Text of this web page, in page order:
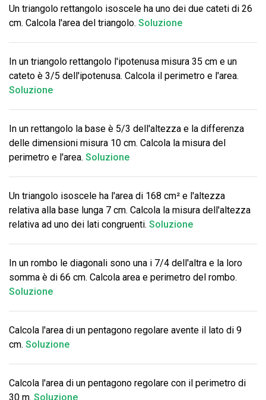
Un triangolo rettangolo isoscele ha uno dei due cateti di 26
cm. Calcola l'area del triangolo. Soluzione
In un triangolo rettangolo l'ipotenusa misura 35 cm e un
cateto è 3/5 dell'ipotenusa. Calcola il perimetro e l'area.
Soluzione
In un rettangolo la base è 5/3 dell'altezza e la differenza
delle dimensioni misura 10 cm. Calcola la misura del
perimetro e l'area. Soluzione
Un triangolo isoscele ha l'area di 168 cm² e l'altezza
relativa alla base lunga 7 cm. Calcola la misura dell'altezza
relativa ad uno dei lati congruenti. Soluzione
In un rombo le diagonali sono una i 7/4 dell'altra e la loro
somma è di 66 cm. Calcola area e perimetro del rombo.
Soluzione
Calcola l'area di un pentagono regolare avente il lato di 9
cm. Soluzione
Calcola l'area di un pentagono regolare con il perimetro di
30 m. Soluzione